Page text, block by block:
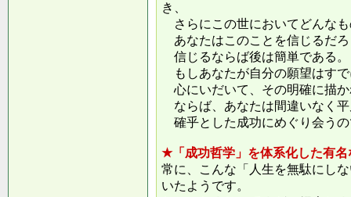
き、
さらにこの世においてどんな
あなたはこのことを信じるだ
信じるならば後は簡単である。
もしあなたが自分の願望はす
心にいだいて、その明確に描
ならば、あなたは間違いなく
確乎とした成功にめぐり会う
★「成功哲学」を体系化した有
常に、こんな「人生を無駄にし
いたようです。